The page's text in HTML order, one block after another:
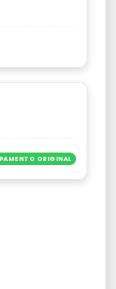
ORIGINAL